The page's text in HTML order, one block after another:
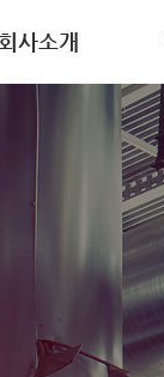
회사소개
CEO인사말
연혁
규정 및 방침